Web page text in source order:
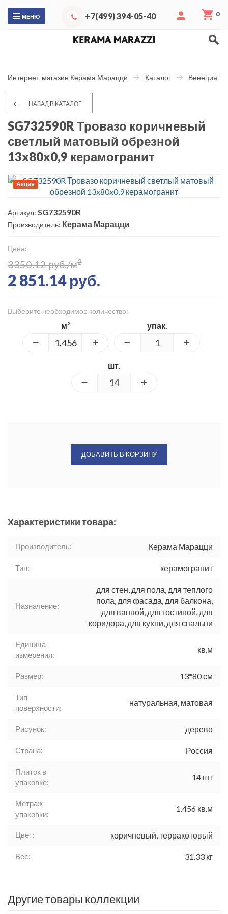
МЕНЮ +7(499) 394-05-40 0
Интернет-магазин Керама Марацци Каталог Венеция
НАЗАД В КАТАЛОГ
SG732590R Тровазо коричневый
светлый матовый обрезной
13x80x0,9 керамогранит
Акция
Артикул: SG732590R
Производитель: Керама Марацци
Цена:
3350.12 руб./м2
2 851.14 руб.
Выберите необходимое количество:
м² упак.
шт.
ДОБАВИТЬ В КОРЗИНУ
Характеристики товара:
Производитель: Керама Марацци
Тип: керамогранит
Назначение:
для стен, для пола, для теплого
пола, для фасада, для балкона,
для ванной, для гостиной, для
коридора, для кухни, для спальни
Единица
измерения:
кв.м
Размер: 13*80 см
Тип
поверхности:
натуральная, матовая
Рисунок: дерево
Страна: Россия
Плиток в
упаковке:
14 шт
Метраж
упаковки:
1.456 кв.м
Цвет: коричневый, терракотовый
Вес: 31.33 кг
Другие товары коллекции